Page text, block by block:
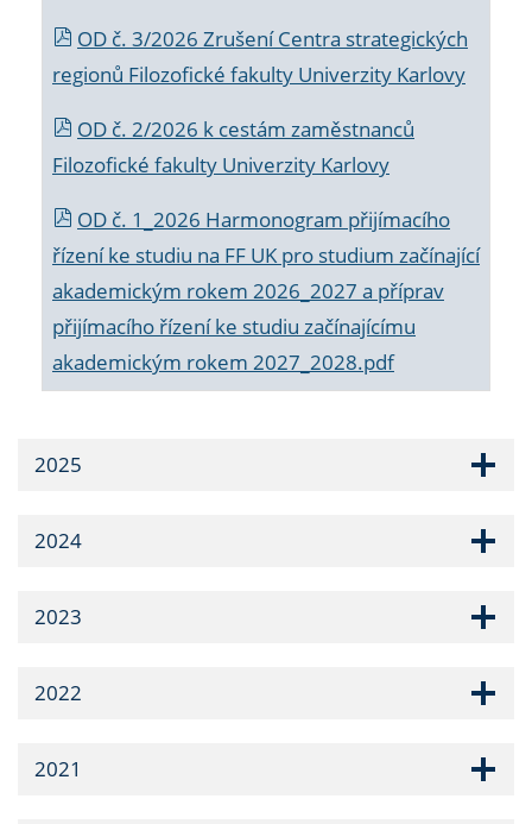
OD č. 3/2026 Zrušení Centra strategických
regionů Filozofické fakulty Univerzity Karlovy
OD č. 2/2026 k cestám zaměstnanců
Filozofické fakulty Univerzity Karlovy
OD č. 1_2026 Harmonogram přijímacího
řízení ke studiu na FF UK pro studium začínající
akademickým rokem 2026_2027 a příprav
přijímacího řízení ke studiu začínajícímu
akademickým rokem 2027_2028.pdf
2025
2024
2023
2022
2021